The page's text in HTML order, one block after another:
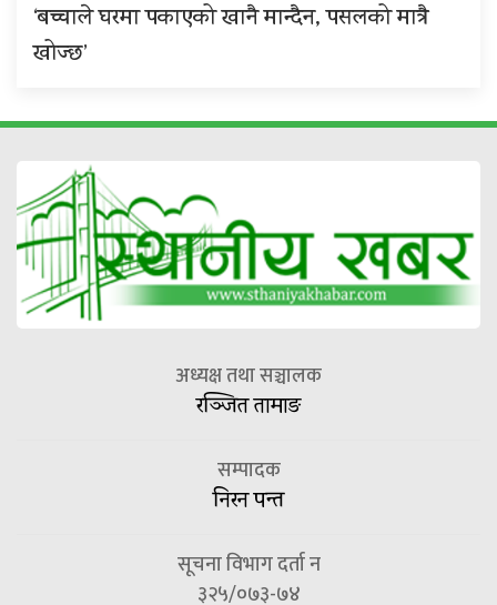
‘बच्चाले घरमा पकाएको खानै मान्दैन, पसलको मात्रै
खोज्छ’
अध्यक्ष तथा सञ्चालक
रञ्जित तामाङ
सम्पादक
निरन पन्त
सूचना विभाग दर्ता न
३२५/०७३-७४